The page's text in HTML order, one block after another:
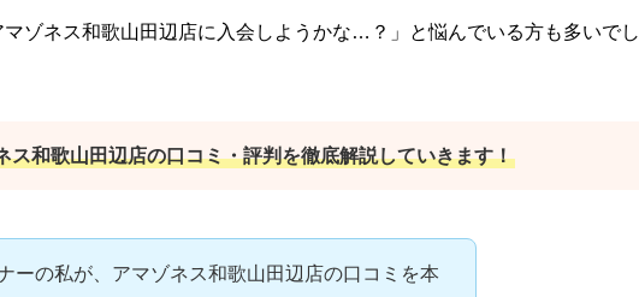
ゾネス和歌山田辺店に入会しようかな…？」と悩んでいる方も多いでし
ス和歌山田辺店の口コミ・評判を徹底解説していきます！
ーの私が、アマゾネス和歌山田辺店の口コミを本